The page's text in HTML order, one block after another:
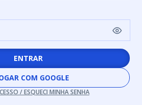
ENTRAR
COM GOOGLE
/ ESQUECI MINHA SENHA